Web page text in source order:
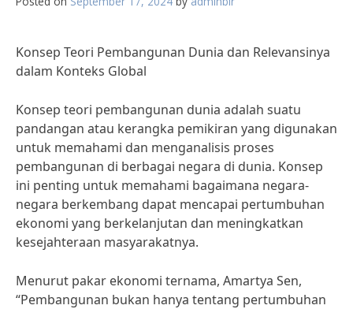
Konsep Teori Pembangunan Dunia dan Relevansinya
dalam Konteks Global
Konsep teori pembangunan dunia adalah suatu
pandangan atau kerangka pemikiran yang digunakan
untuk memahami dan menganalisis proses
pembangunan di berbagai negara di dunia. Konsep
ini penting untuk memahami bagaimana negara-
negara berkembang dapat mencapai pertumbuhan
ekonomi yang berkelanjutan dan meningkatkan
kesejahteraan masyarakatnya.
Menurut pakar ekonomi ternama, Amartya Sen,
“Pembangunan bukan hanya tentang pertumbuhan